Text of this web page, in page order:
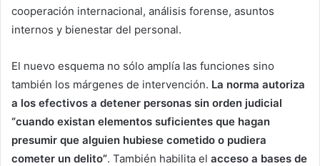
cooperación internacional, análisis forense, asuntos
internos y bienestar del personal.
El nuevo esquema no sólo amplía las funciones sino
también los márgenes de intervención. La norma autoriza
a los efectivos a detener personas sin orden judicial
“cuando existan elementos suficientes que hagan
presumir que alguien hubiese cometido o pudiera
cometer un delito”. También habilita el acceso a bases de